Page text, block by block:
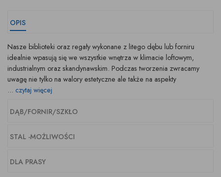
OPIS
Nasze biblioteki oraz regały wykonane z litego dębu lub forniru
idealnie wpasują się we wszystkie wnętrza w klimacie loftowym,
industrialnym oraz skandynawskim. Podczas tworzenia zwracamy
uwagę nie tylko na walory estetyczne ale także na aspekty
... czytaj więcej
DĄB/FORNIR/SZKŁO
STAL -MOŻLIWOŚCI
DLA PRASY